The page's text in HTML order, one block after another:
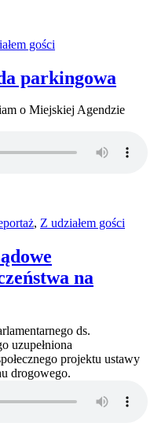
gości
parkingowa
o Miejskiej Agendzie
, Z udziałem gości
na
ds.
uzupełniona
projektu ustawy
drogowego.